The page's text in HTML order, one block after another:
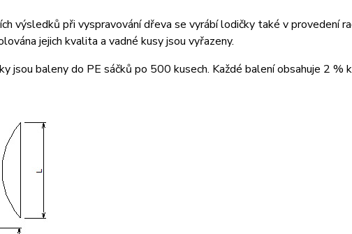
výsledků při vyspravování dřeva se vyrábí lodičky také v provedení
jejich kvalita a vadné kusy jsou vyřazeny.
jsou baleny do PE sáčků po 500 kusech. Každé balení obsahuje 2 %